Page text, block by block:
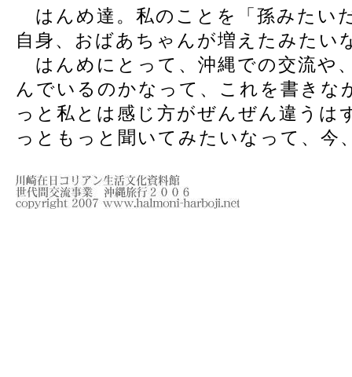
はんめ達。私のことを「孫みたい
自身、おばあちゃんが増えたみたい
はんめにとって、沖縄での交流や
んでいるのかなって、これを書きな
っと私とは感じ方がぜんぜん違うは
っともっと聞いてみたいなって、今